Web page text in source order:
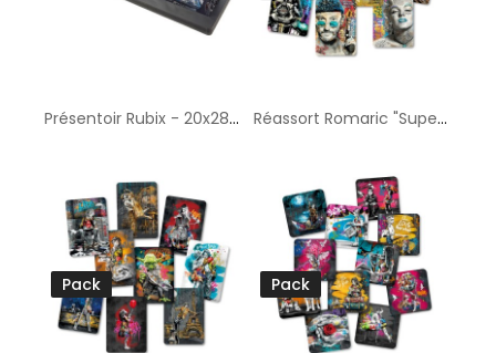
Présentoir Rubix - 20x28 cm Réassort Romaric "Superstars" 20x28cm
Pack Pack